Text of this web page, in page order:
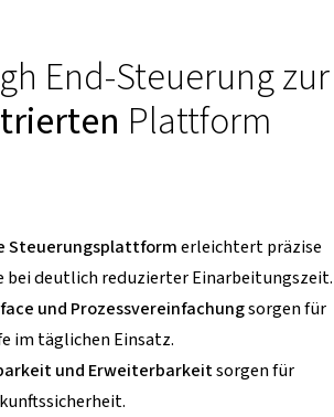
End-Steuerung zur
Plattform
Steuerungsplattformerleichtert präzise
bei deutlich reduzierter Einarbeitungszeit.
und Prozessvereinfachungsorgen für
im täglichen Einsatz.
und Erweiterbarkeitsorgen für